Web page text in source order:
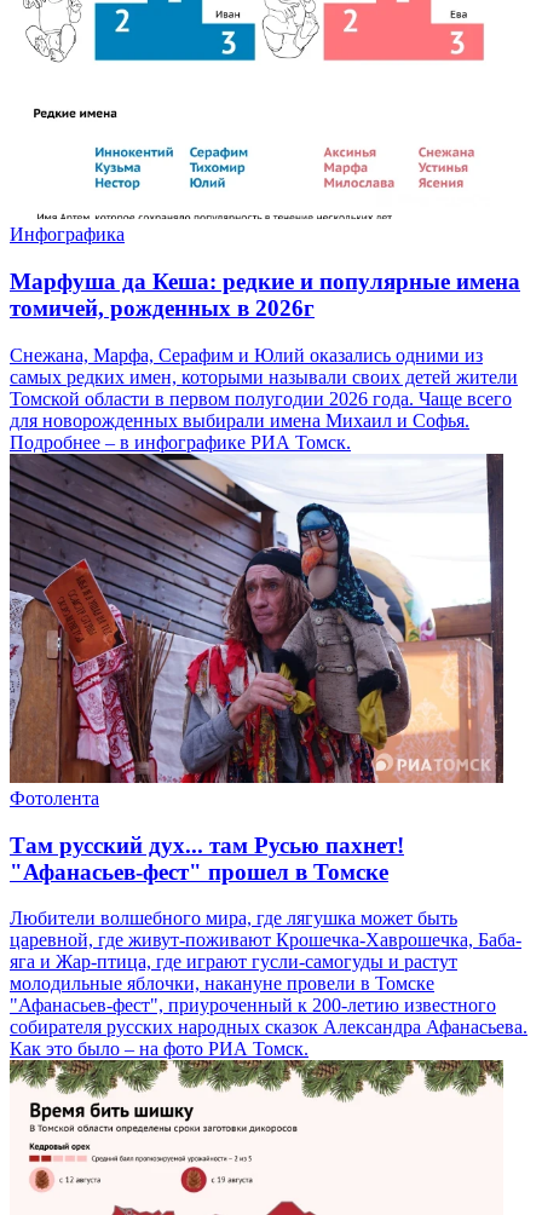
Инфографика
Марфуша да Кеша: редкие и популярные имена
томичей, рожденных в 2026г
Снежана, Марфа, Серафим и Юлий оказались одними из
самых редких имен, которыми называли своих детей жители
Томской области в первом полугодии 2026 года. Чаще всего
для новорожденных выбирали имена Михаил и Софья.
Подробнее – в инфографике РИА Томск.
Фотолента
Там русский дух... там Русью пахнет!
"Афанасьев-фест" прошел в Томске
Любители волшебного мира, где лягушка может быть
царевной, где живут-поживают Крошечка-Хаврошечка, Баба-
яга и Жар-птица, где играют гусли-самогуды и растут
молодильные яблочки, накануне провели в Томске
"Афанасьев-фест", приуроченный к 200-летию известного
собирателя русских народных сказок Александра Афанасьева.
Как это было – на фото РИА Томск.